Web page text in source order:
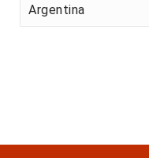
Argentina